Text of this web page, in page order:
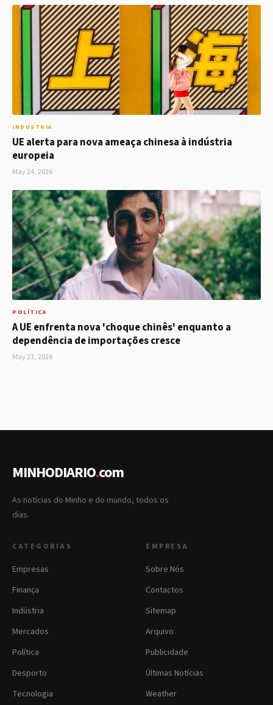
INDÚSTRIA
UE alerta para nova ameaça chinesa à indústria
europeia
May 24, 2026
POLÍTICA
A UE enfrenta nova 'choque chinês' enquanto a
dependência de importações cresce
May 23, 2026
MINHODIARIO.com
As notícias do Minho e do mundo, todos os
dias.
CATEGORIAS
Empresas
Finança
Indústria
Mercados
Política
Desporto
Tecnologia
EMPRESA
Sobre Nós
Contactos
Sitemap
Arquivo
Publicidade
Últimas Notícias
Weather